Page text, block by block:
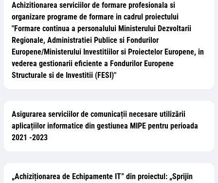
Achizitionarea serviciilor de formare profesionala si
organizare programe de formare in cadrul proiectului
"Formare continua a personalului Ministerului Dezvoltarii
Regionale, Administratiei Publice si Fondurilor
Europene/Ministerului Investitiilor si Proiectelor Europene, in
vederea gestionarii eficiente a Fondurilor Europene
Structurale si de Investitii (FESI)"
Asigurarea serviciilor de comunicații necesare utilizării
aplicațiilor informatice din gestiunea MIPE pentru perioada
2021 -2023
„Achiziționarea de Echipamente IT” din proiectul: „Sprijin